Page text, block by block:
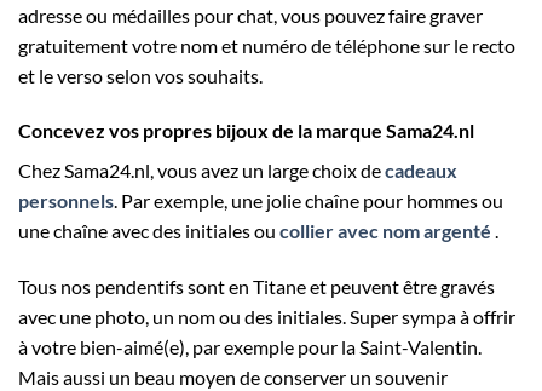
adresse ou médailles pour chat, vous pouvez faire graver
gratuitement votre nom et numéro de téléphone sur le recto
et le verso selon vos souhaits.
Concevez vos propres bijoux de la marque Sama24.nl
Chez Sama24.nl, vous avez un large choix decadeaux
personnels. Par exemple, une jolie chaîne pour hommes ou
une chaîne avec des initiales ou collier avec nom argenté .
Tous nos pendentifs sont en Titane et peuvent être gravés
avec une photo, un nom ou des initiales. Super sympa à offrir
à votre bien-aimé(e), par exemple pour la Saint-Valentin.
Mais aussi un beau moyen de conserver un souvenir